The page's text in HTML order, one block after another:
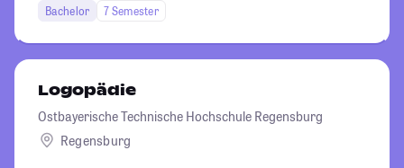
Bachelor 7 Semester
Logopädie
Ostbayerische Technische Hochschule Regensburg
Regensburg